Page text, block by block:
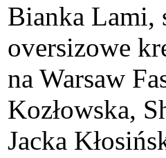
Bianka Lami,
oversizowe
na Warsaw
Kozłowska,
Jacka